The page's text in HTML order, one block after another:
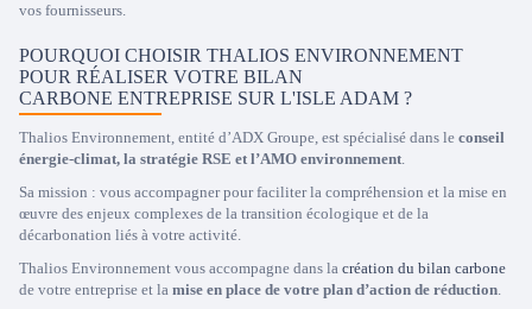
vos fournisseurs.
POURQUOI CHOISIR THALIOS ENVIRONNEMENT
POUR RÉALISER VOTRE BILAN
CARBONE ENTREPRISE SUR L'ISLE ADAM ?
Thalios Environnement, entité d’ADX Groupe, est spécialisé dans le conseil
énergie-climat, la stratégie RSE et l’AMO environnement.
Sa mission : vous accompagner pour faciliter la compréhension et la mise en
œuvre des enjeux complexes de la transition écologique et de la
décarbonation liés à votre activité.
Thalios Environnement vous accompagne dans la création du bilan carbone
de votre entreprise et la mise en place de votre plan d’action de réduction.